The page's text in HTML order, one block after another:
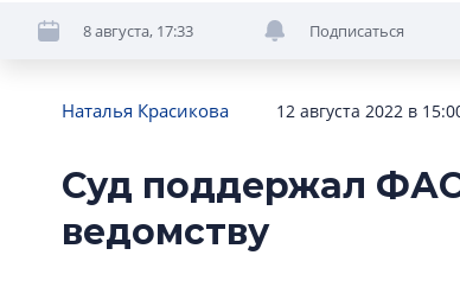
8 августа, 17:33 Подписаться
Наталья Красикова 12 августа 2022 в
Суд поддержал
ведомству